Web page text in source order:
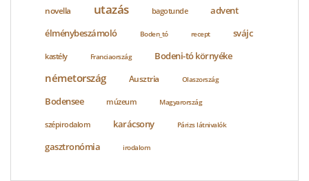
novella utazás bagotunde
advent
élménybeszámoló
Boden_tó recept svájc
kastély Franciaország Bodeni-tó környéke
németország Ausztria Olaszország
Bodensee múzeum Magyarország
szépirodalom karácsony Párizs látnivalók
gasztronómia irodalom